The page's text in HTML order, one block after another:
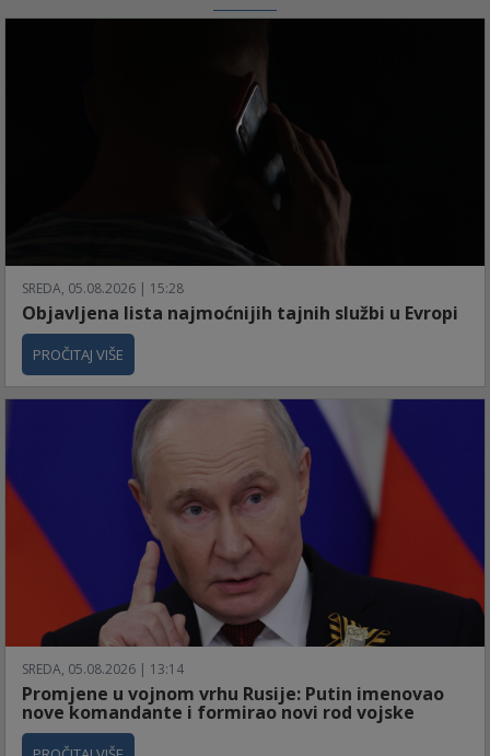
SREDA, 05.08.2026 | 15:28
Objavljena lista najmoćnijih tajnih službi u Evropi
PROČITAJ VIŠE
SREDA, 05.08.2026 | 13:14
Promjene u vojnom vrhu Rusije: Putin imenovao
nove komandante i formirao novi rod vojske